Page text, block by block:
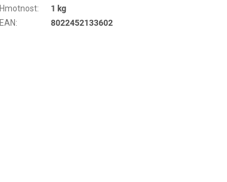
Hmotnost:
1 kg
EAN: 8022452133602